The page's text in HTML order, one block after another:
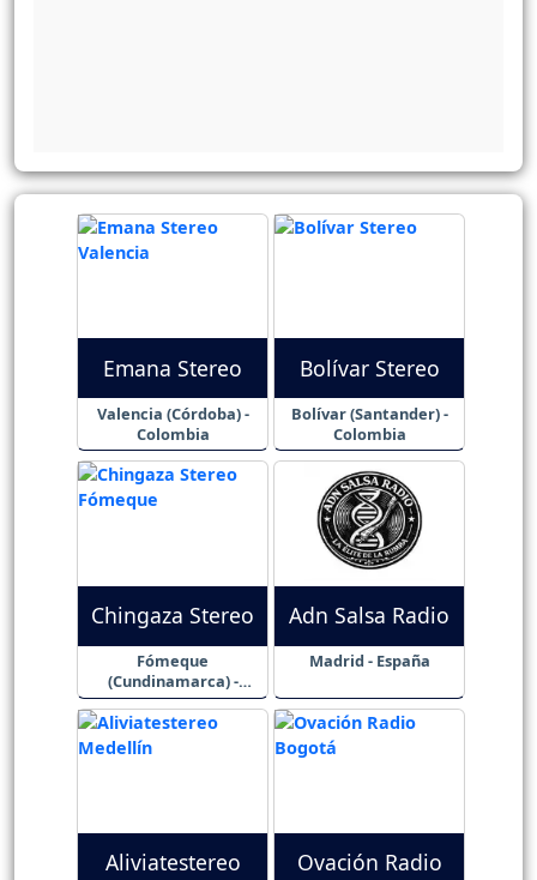
Emana Stereo
Valencia (Córdoba) -
Colombia
Bolívar Stereo
Bolívar (Santander) -
Colombia
Chingaza Stereo
Fómeque
(Cundinamarca) -
Colombia
Adn Salsa Radio
Madrid - España
Aliviatestereo Ovación Radio